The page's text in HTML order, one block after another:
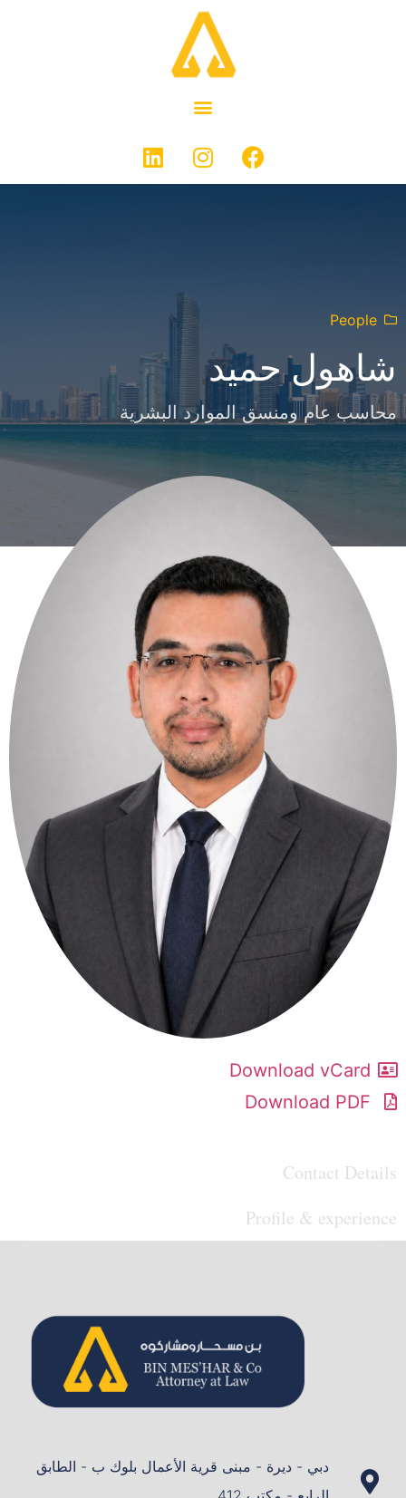
People
شاهول حميد
محاسب عام ومنسق الموارد البشرية
Download vCard
Download PDF
Contact Details
Profile & experience
دبي - ديرة - مبنى قرية الأعمال بلوك ب - الطابق